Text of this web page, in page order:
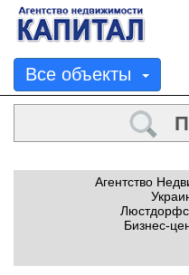
Все объекты
Агентство
Бизнес-